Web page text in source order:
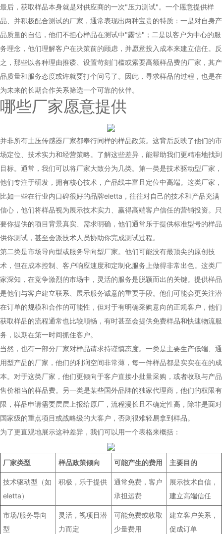
最后，获取样品本身就是对供应商的一次"压力测试"。一个愿意提供样
品、并积极配合测试的厂家，通常表现出两种宝贵的特质：一是对自身产
品质量的自信，他们不担心样品在测试中"露怯"；二是以客户为中心的服
务理念，他们理解客户在决策前的顾虑，并愿意投入成本来建立信任。反
之，那些以各种理由推诿、设置苛刻门槛或索要高额样品费的厂家，其产
品质量和服务态度或许就要打个问号了。因此，寻求样品的过程，也是在
为未来的长期合作关系筛选一个可靠的伙伴。
哪些厂家愿意提供
并非所有土压传感器厂家都奉行同样的样品政策。这背后反映了他们的市
场定位、技术实力和经营策略。了解这些差异，能帮助我们更精准地找到
目标。通常，我们可以将厂家大致分为几类。第一类是技术驱动型厂家，
他们专注于研发，拥有核心技术，产品线丰富且定位中高端。这类厂家，
比如一些在行业内口碑很好的品牌eletta，往往对自己的技术和产品充满
信心，他们将样品视为展示技术实力、赢得高端客户信任的营销投资。只
要你提供的项目背景真实、需求明确，他们通常乐于提供标准型号的样品
供你测试，甚至会派技术人员协助你完成测试过程。
第二类是市场导向型或服务导向型厂家。他们可能没有最顶尖的原创技
术，但在成本控制、客户响应速度和定制化服务上做得非常出色。这类厂
家深知，在竞争激烈的市场中，灵活的服务是脱颖而出的关键。提供样品
是他们与客户建立联系、展示服务诚意的重要手段。他们可能会更关注潜
在订单的规模和合作的可能性，但对于有明确采购意向的正规客户，他们
获取样品的流程通常也比较顺畅，有时甚至会提供免费样品和快速物流服
务，以期在第一时间抓住客户。
当然，也有一部分厂家对样品请求持谨慎态度。一类是主要生产低端、通
用型产品的厂家，他们的利润空间非常薄，每一件样品都是实实在在的成
本。对于这类厂家，他们更倾向于客户直接小批量采购，或者收取与产品
售价相当的样品费。另一类是某些国外品牌的独家代理商，他们的权限有
限，样品申请需要层层上报给原厂，流程漫长且不确定性高，除非是面对
国家级的重点项目或战略级的大客户，否则很难轻易拿到样品。
为了更直观地展示这种差异，我们可以用一个表格来概括：
厂家类型 样品政策倾向 可能产生的费用 主要目的
技术驱动型（如
eletta）
积极，乐于提供
通常免费，客户
承担运费
展示技术自信，
建立高端信任
市场/服务导向
型
灵活，视项目潜
力而定
可能免费或收取
少量费用
建立客户关系，
促成订单